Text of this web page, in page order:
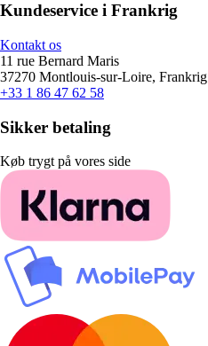
Kundeservice i Frankrig
Kontakt os
11 rue Bernard Maris
37270 Montlouis-sur-Loire, Frankrig
+33 1 86 47 62 58
Sikker betaling
Køb trygt på vores side